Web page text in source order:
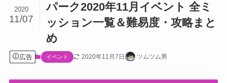
パーク2020年11月イベント 全ミ
ッション一覧＆難易度・攻略まと
め
2020
11/07
広告 イベント 2020年11月7日 ツムツム男